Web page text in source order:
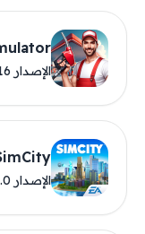
الإصدار 1.2.16
الإصدار 1.79.0